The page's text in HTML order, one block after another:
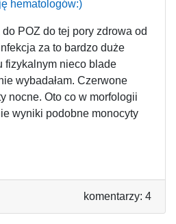
hematologów:)
do POZ do tej pory zdrowa od
za to bardzo duże
fizykalnym nieco blade
wybadałam. Czerwone
nocne. Oto co w morfologii
wyniki podobne monocyty
komentarzy: 4